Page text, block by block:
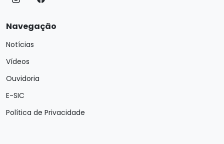
Navegação
Notícias
Vídeos
Ouvidoria
E-SIC
Política de Privacidade